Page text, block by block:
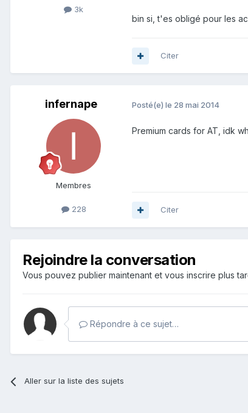
3k
bin si, t'es obligé pour les
Citer
infernape
Membres
228
Posté(e) le 28 mai 2014
Premium cards for AT, idk
Citer
Rejoindre la conversation
Vous pouvez publier maintenant et vous inscrire plus
Répondre à ce sujet…
Aller sur la liste des sujets